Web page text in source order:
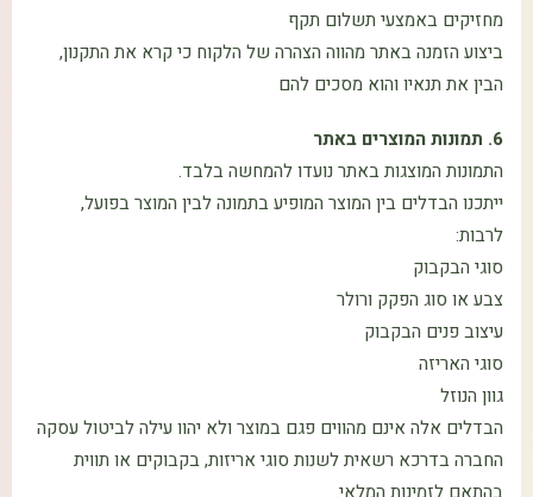
מחזיקים באמצעי תשלום תקף
ביצוע הזמנה באתר מהווה הצהרה של הלקוח כי קרא את התקנון,
הבין את תנאיו והוא מסכים להם
6. תמונות המוצרים באתר
התמונות המוצגות באתר נועדו להמחשה בלבד.
ייתכנו הבדלים בין המוצר המופיע בתמונה לבין המוצר בפועל,
לרבות:
סוגי הבקבוק
צבע או סוג הפקק ורולר
עיצוב פנים הבקבוק
סוגי האריזה
גוון הנוזל
הבדלים אלה אינם מהווים פגם במוצר ולא יהוו עילה לביטול עסקה
החברה בדרכא רשאית לשנות סוגי אריזות, בקבוקים או תווית